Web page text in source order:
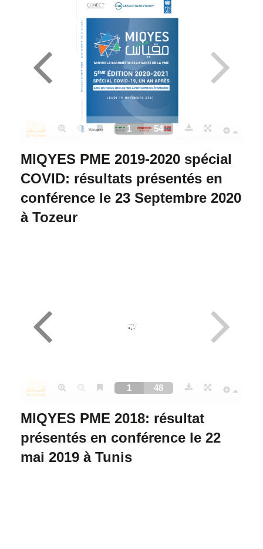
MIQYES PME 2019-2020 spécial
COVID: résultats présentés en
conférence le 23 Septembre 2020
à Tozeur
MIQYES PME 2018: résultat
présentés en conférence le 22
mai 2019 à Tunis